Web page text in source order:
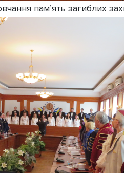
пам’ять загиблих